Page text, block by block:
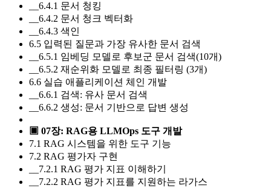
__6.4.1 문서 청킹
__6.4.2 문서 청크 벡터화
__6.4.3 색인
6.5 입력된 질문과 가장 유사한 문서 검색
__6.5.1 임베딩 모델로 후보군 문서 검색(10개)
__6.5.2 재순위화 모델로 최종 필터링 (3개)
6.6 실습 애플리케이션 체인 개발
__6.6.1 검색: 유사 문서 검색
__6.6.2 생성: 문서 기반으로 답변 생성
▣ 07장: RAG용 LLMOps 도구 개발
7.1 RAG 시스템을 위한 도구 기능
7.2 RAG 평가자 구현
__7.2.1 RAG 평가 지표 이해하기
__7.2.2 RAG 평가 지표를 지원하는 라가스